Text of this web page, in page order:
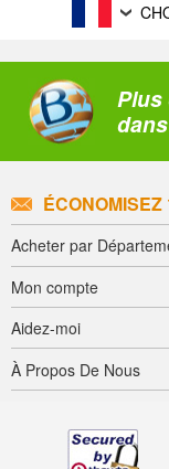
Plus
Acheter par
Mon compte
Aidez-moi
À Propos De Nous